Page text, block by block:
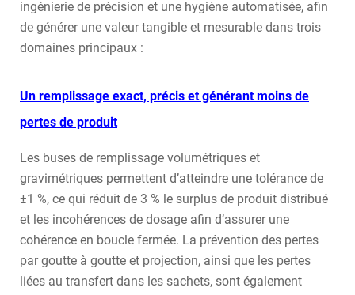
ingénierie de précision et une hygiène automatisée, afin
de générer une valeur tangible et mesurable dans trois
domaines principaux :
Un remplissage exact, précis et générant moins de
pertes de produit
Les buses de remplissage volumétriques et
gravimétriques permettent d’atteindre une tolérance de
±1 %, ce qui réduit de 3 % le surplus de produit distribué
et les incohérences de dosage afin d’assurer une
cohérence en boucle fermée. La prévention des pertes
par goutte à goutte et projection, ainsi que les pertes
liées au transfert dans les sachets, sont également